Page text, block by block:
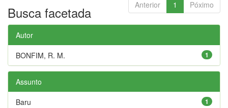
Anterior 1 Póximo
Busca facetada
Autor
1
BONFIM, R. M.
Assunto
1
Baru